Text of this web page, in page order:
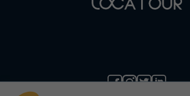
(1) Annulation gratuite jusqu’à 30 jours avant la date de début de votre